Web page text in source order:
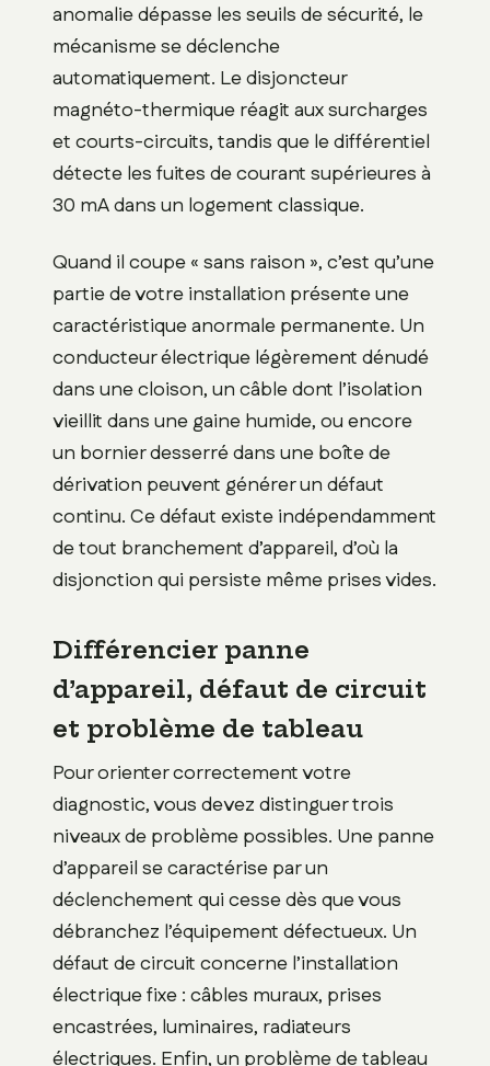
anomalie dépasse les seuils de sécurité, le
mécanisme se déclenche
automatiquement. Le disjoncteur
magnéto-thermique réagit aux surcharges
et courts-circuits, tandis que le différentiel
détecte les fuites de courant supérieures à
30 mA dans un logement classique.
Quand il coupe « sans raison », c’est qu’une
partie de votre installation présente une
caractéristique anormale permanente. Un
conducteur électrique légèrement dénudé
dans une cloison, un câble dont l’isolation
vieillit dans une gaine humide, ou encore
un bornier desserré dans une boîte de
dérivation peuvent générer un défaut
continu. Ce défaut existe indépendamment
de tout branchement d’appareil, d’où la
disjonction qui persiste même prises vides.
Différencier panne
d’appareil, défaut de circuit
et problème de tableau
Pour orienter correctement votre
diagnostic, vous devez distinguer trois
niveaux de problème possibles. Une panne
d’appareil se caractérise par un
déclenchement qui cesse dès que vous
débranchez l’équipement défectueux. Un
défaut de circuit concerne l’installation
électrique fixe : câbles muraux, prises
encastrées, luminaires, radiateurs
électriques. Enfin, un problème de tableau